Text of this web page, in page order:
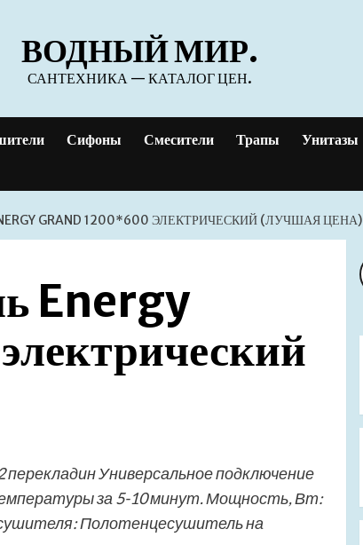
ВОДНЫЙ МИР.
САНТЕХНИКА — КАТАЛОГ ЦЕН.
Сифоны Смесители Трапы Унитазы
GRAND 1200*600 ЭЛЕКТРИЧЕСКИЙ (ЛУЧШАЯ ЦЕНА)
Energy
Универсальное подключение
за 5-10 минут. Мощность, Вт:
Полотенцесушитель на